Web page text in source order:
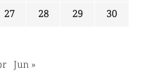
27 28 29
30
Jun »